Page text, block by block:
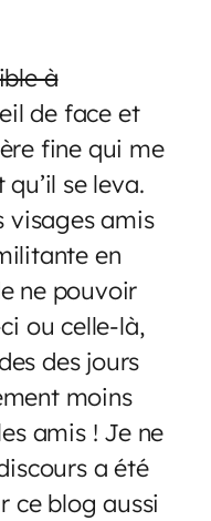
à
de face et
fine qui me
se leva.
visages amis
en
ne pouvoir
ou celle-là,
des jours
moins
amis ! Je ne
a été
ce blog aussi